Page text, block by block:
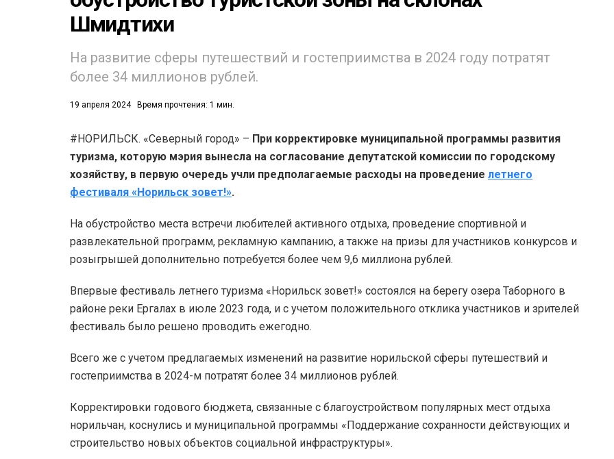
Шмидтихи
На развитие сферы путешествий и гостеприимства в 2024 году потратят
более 34 миллионов рублей.
19 апреля 2024 Время прочтения: 1 мин.
#НОРИЛЬСК. «Северный город» – При корректировке муниципальной программы развития
туризма, которую мэрия вынесла на согласование депутатской комиссии по городскому
хозяйству, в первую очередь учли предполагаемые расходы на проведение летнего
фестиваля «Норильск зовет!».
На обустройство места встречи любителей активного отдыха, проведение спортивной и
развлекательной программ, рекламную кампанию, а также на призы для участников конкурсов и
розыгрышей дополнительно потребуется более чем 9,6 миллиона рублей.
Впервые фестиваль летнего туризма «Норильск зовет!» состоялся на берегу озера Таборного в
районе реки Ергалах в июле 2023 года, и с учетом положительного отклика участников и зрителей
фестиваль было решено проводить ежегодно.
Всего же с учетом предлагаемых изменений на развитие норильской сферы путешествий и
гостеприимства в 2024-м потратят более 34 миллионов рублей.
Корректировки годового бюджета, связанные с благоустройством популярных мест отдыха
норильчан, коснулись и муниципальной программы «Поддержание сохранности действующих и
строительство новых объектов социальной инфраструктуры».